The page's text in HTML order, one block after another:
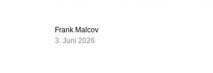
Frank Malcov
3. Juni 2026